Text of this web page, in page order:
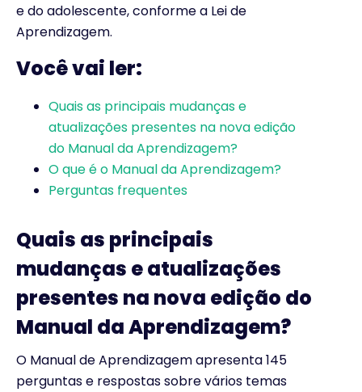
e do adolescente, conforme a Lei de
Aprendizagem.
Você vai ler:
Quais as principais mudanças e
atualizações presentes na nova edição
do Manual da Aprendizagem?
O que é o Manual da Aprendizagem?
Perguntas frequentes
Quais as principais
mudanças e atualizações
presentes na nova edição do
Manual da Aprendizagem?
O Manual de Aprendizagem apresenta 145
perguntas e respostas sobre vários temas